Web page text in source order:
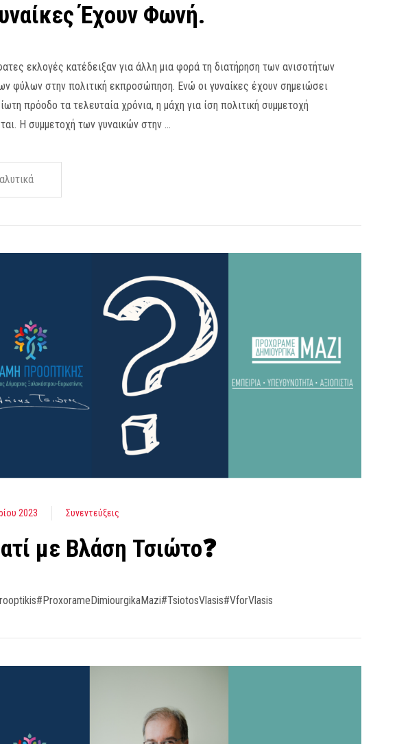
Έχουν Φωνή.
εκλογές κατέδειξαν για άλλη μια φορά τη διατήρηση των ανισοτήτων
φύλων στην πολιτική εκπροσώπηση. Ενώ οι γυναίκες έχουν σημειώσει
πρόοδο τα τελευταία χρόνια, η μάχη για ίση πολιτική συμμετοχή
Η συμμετοχή των γυναικών στην …
2023 Συνεντεύξεις
με Βλάση Τσιώτο❓